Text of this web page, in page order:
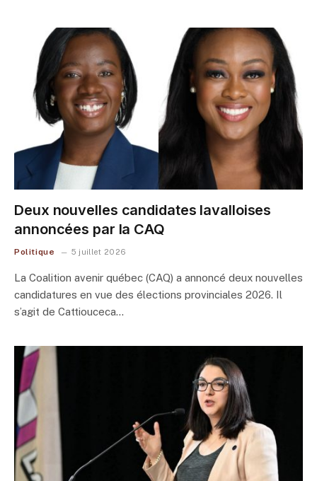
Deux nouvelles candidates lavalloises
annoncées par la CAQ
Politique 5 juillet 2026
La Coalition avenir québec (CAQ) a annoncé deux nouvelles
candidatures en vue des élections provinciales 2026. Il
s’agit de Cattiouceca…